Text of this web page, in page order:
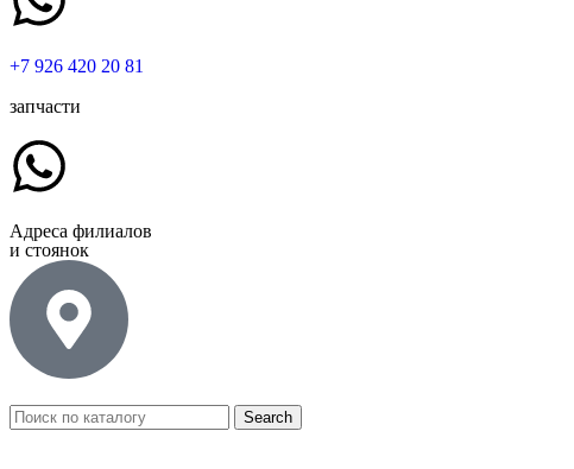
+7 926 420 20 81
запчасти
Адреса филиалов
и стоянок
Search